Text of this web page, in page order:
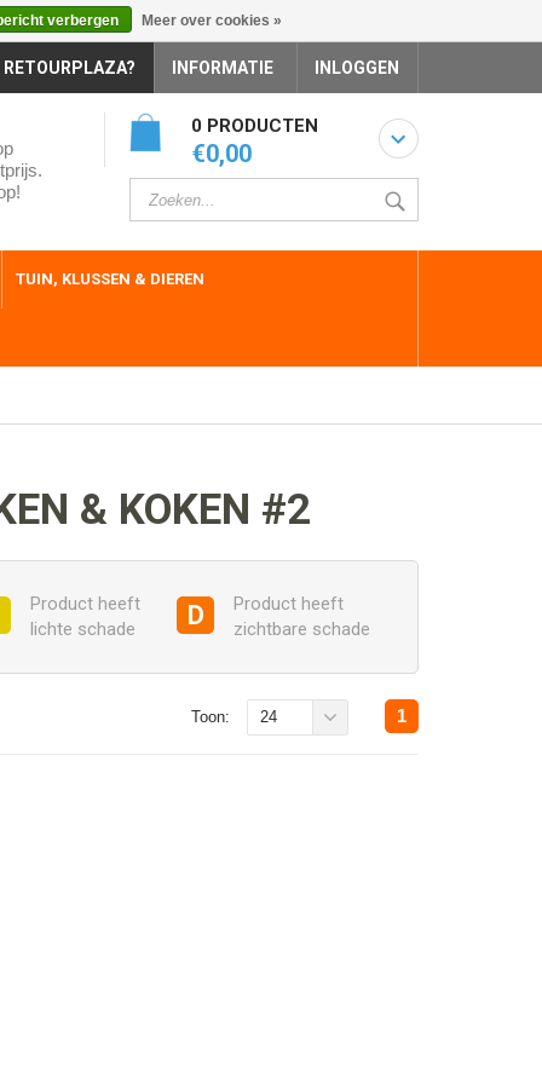
RETOURPLAZA? INFORMATIE INLOGGEN
0 PRODUCTEN
€0,00
TUIN, KLUSSEN & DIEREN
& KOKEN #2
Product heeft
lichte schade
D
Product heeft
zichtbare schade
1
Toon: 24
verbergen Meer over cookies »